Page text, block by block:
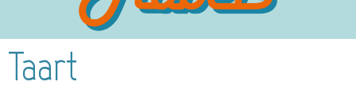
Taart